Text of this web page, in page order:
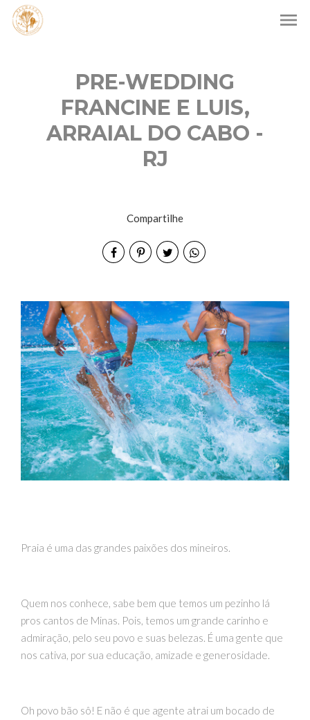
menu
PRE-WEDDING
FRANCINE E LUIS,
ARRAIAL DO CABO -
RJ
Compartilhe
Praia é uma das grandes paixões dos mineiros.
Quem nos conhece, sabe bem que temos um pezinho lá
pros cantos de Minas. Pois, temos um grande carinho e
admiração, pelo seu povo e suas belezas. É uma gente que
nos cativa, por sua educação, amizade e generosidade.
Oh povo bão sô! E não é que agente atrai um bocado de